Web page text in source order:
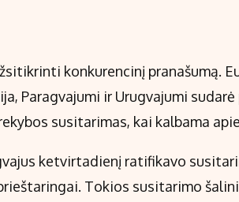
konkurencinį pranašumą.
Paragvajumi ir Urugvajumi
susitarimas, kai kalbama
ketvirtadienį ratifikavo
Tokios susitarimo